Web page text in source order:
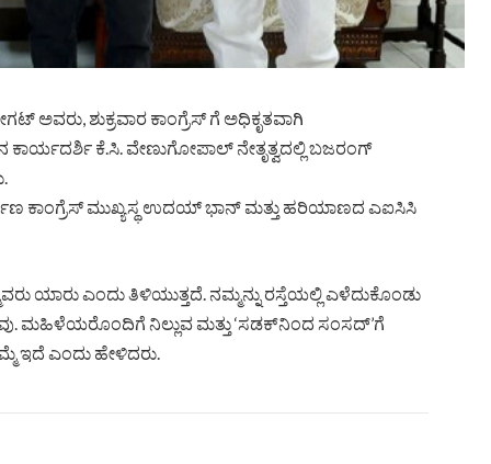
ಶುಕ್ರವಾರ ಕಾಂಗ್ರೆಸ್ ಗೆ ಅಧಿಕೃತವಾಗಿ
ಕಾರ್ಯದರ್ಶಿ ಕೆ.ಸಿ. ವೇಣುಗೋಪಾಲ್ ನೇತೃತ್ವದಲ್ಲಿ ಬಜರಂಗ್
ಕಾಂಗ್ರೆಸ್ ಮುಖ್ಯಸ್ಥ ಉದಯ್ ಭಾನ್ ಮತ್ತು ಹರಿಯಾಣದ ಎಐಸಿಸಿ
ಎಂದು ತಿಳಿಯುತ್ತದೆ. ನಮ್ಮನ್ನು ರಸ್ತೆಯಲ್ಲಿ ಎಳೆದುಕೊಂಡು
ಮಹಿಳೆಯರೊಂದಿಗೆ ನಿಲ್ಲುವ ಮತ್ತು ‘ಸಡಕ್‌ನಿಂದ ಸಂಸದ್’ಗೆ
ಇದೆ ಎಂದು ಹೇಳಿದರು.